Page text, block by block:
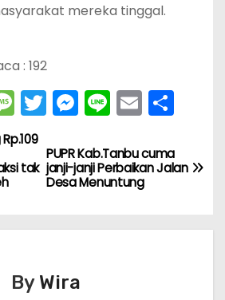
mereka tinggal.
: 192
M
e
s
s
g
T
w
itt
er
M
e
s
s
n
er
Li
n
e
E
m
ai
l
S
ar
e
PUPR Kab.Tanbu cuma
janji-janji Perbaikan Jalan
Desa Menuntung
tak
By Wira